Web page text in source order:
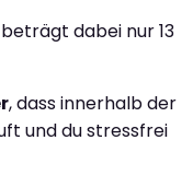
beträgt dabei nur 13
, dass innerhalb der
und du stressfrei